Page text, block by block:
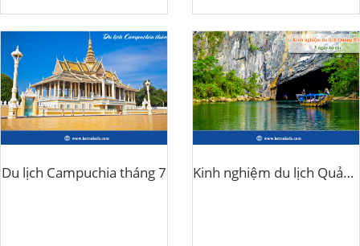
Du lịch Campuchia tháng 7 Kinh nghiệm du lịch Quảng Bình 3 ngày tự túc